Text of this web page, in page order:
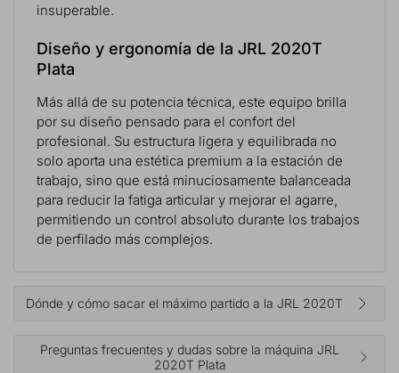
insuperable.
Diseño y ergonomía de la JRL 2020T
Plata
Más allá de su potencia técnica, este equipo brilla
por su diseño pensado para el confort del
profesional. Su estructura ligera y equilibrada no
solo aporta una estética premium a la estación de
trabajo, sino que está minuciosamente balanceada
para reducir la fatiga articular y mejorar el agarre,
permitiendo un control absoluto durante los trabajos
de perfilado más complejos.
Dónde y cómo sacar el máximo partido a la JRL 2020T
Preguntas frecuentes y dudas sobre la máquina JRL
2020T Plata